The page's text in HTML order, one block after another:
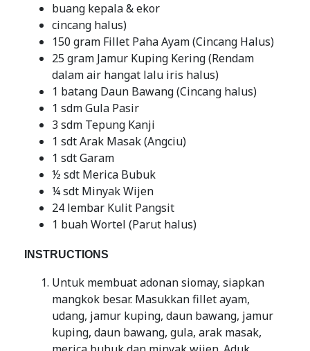
buang kepala & ekor
cincang halus)
150 gram Fillet Paha Ayam (Cincang Halus)
25 gram Jamur Kuping Kering (Rendam
dalam air hangat lalu iris halus)
1 batang Daun Bawang (Cincang halus)
1 sdm Gula Pasir
3 sdm Tepung Kanji
1 sdt Arak Masak (Angciu)
1 sdt Garam
½ sdt Merica Bubuk
¼ sdt Minyak Wijen
24 lembar Kulit Pangsit
1 buah Wortel (Parut halus)
INSTRUCTIONS
Untuk membuat adonan siomay, siapkan
mangkok besar. Masukkan fillet ayam,
udang, jamur kuping, daun bawang, jamur
kuping, daun bawang, gula, arak masak,